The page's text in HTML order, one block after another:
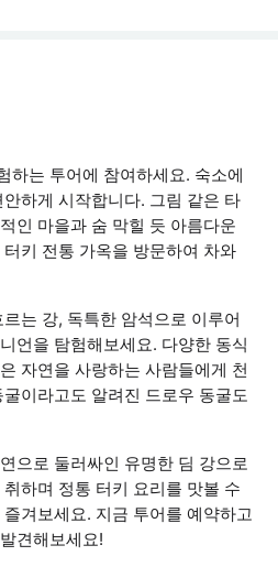
하는 투어에 참여하세요. 숙소에
하게 시작합니다. 그림 같은 타
인 마을과 숨 막힐 듯 아름다운
키 전통 가옥을 방문하여 차와
는 강, 독특한 암석으로 이루어
언을 탐험해보세요. 다양한 동식
자연을 사랑하는 사람들에게 천
이라고도 알려진 드로우 동굴도
으로 둘러싸인 유명한 딤 강으로
하며 정통 터키 요리를 맛볼 수
겨보세요. 지금 투어를 예약하고
견해보세요!